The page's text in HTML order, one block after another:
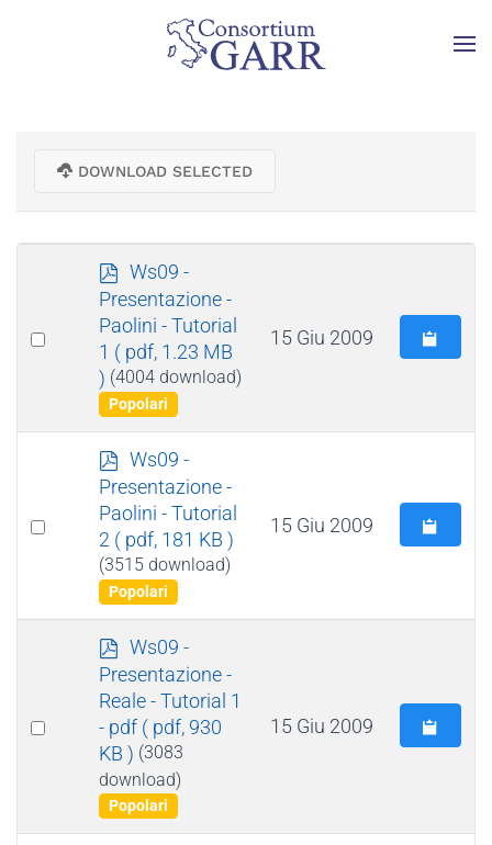
Skip to main content
DOWNLOAD SELECTED
Select
p
d
f
Ws09 -
Presentazione -
Paolini - Tutorial
1 ( pdf, 1.23 MB
) (4004 download)
Popolari
15 Giu 2009
Select
p
d
f
Ws09 -
Presentazione -
Paolini - Tutorial
2 ( pdf, 181 KB )
(3515 download)
Popolari
15 Giu 2009
Select
p
d
f
Ws09 -
Presentazione -
Reale - Tutorial 1
- pdf ( pdf, 930
KB ) (3083
download)
Popolari
15 Giu 2009